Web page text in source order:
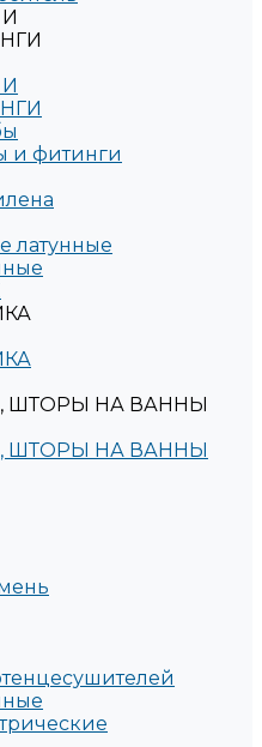
и фитинги
латунные
ШТОРЫ НА ВАННЫ
ШТОРЫ НА ВАННЫ